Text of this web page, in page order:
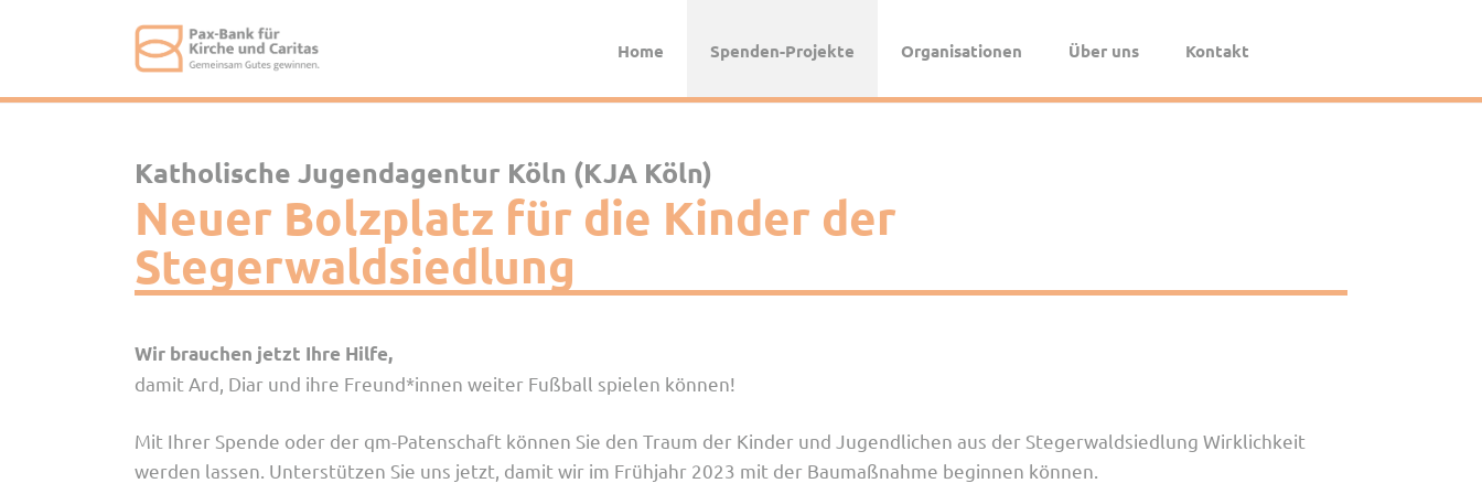
Home Spenden-Projekte Organisationen Über uns Kontakt
Katholische Jugendagentur Köln (KJA Köln)
Neuer Bolzplatz für die Kinder der
Stegerwaldsiedlung
Wir brauchen jetzt Ihre Hilfe,
damit Ard, Diar und ihre Freund*innen weiter Fußball spielen können!
Mit Ihrer Spende oder der qm-Patenschaft können Sie den Traum der Kinder und Jugendlichen aus der Stegerwaldsiedlung Wirklichkeit
werden lassen. Unterstützen Sie uns jetzt, damit wir im Frühjahr 2023 mit der Baumaßnahme beginnen können.